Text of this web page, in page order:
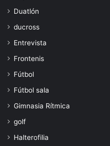
Duatlón
ducross
Entrevista
Frontenis
Fútbol
Fútbol sala
Gimnasia Rítmica
golf
Halterofilia